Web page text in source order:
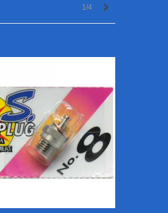
1/4